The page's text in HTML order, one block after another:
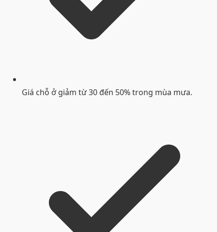
Giá chỗ ở giảm từ 30 đến 50% trong mùa mưa.